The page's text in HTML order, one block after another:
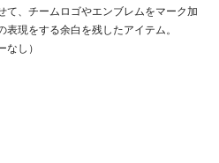
て、チームロゴやエンブレムをマーク加
現をする余白を残したアイテム。
なし）